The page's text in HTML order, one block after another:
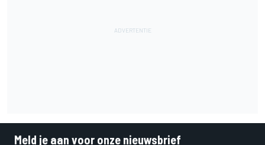
Meld je aan voor onze nieuwsbrief